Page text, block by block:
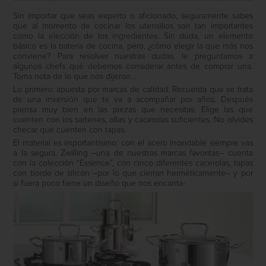
Sin importar que seas experto o aficionado, seguramente sabes
que al momento de cocinar los utensilios son tan importantes
como la elección de los ingredientes. Sin duda, un elemento
básico es la batería de cocina, pero, ¿cómo elegir la que más nos
conviene? Para resolver nuestras dudas, le preguntamos a
algunos chefs qué debemos considerar antes de comprar una.
Toma nota de lo que nos dijeron…
Lo primero: apuesta por marcas de calidad. Recuerda que se trata
de una inversión que te va a acompañar por años. Después
piensa muy bien en las piezas que necesitas. Elige las que
cuenten con los sartenes, ollas y cacerolas suficientes. No olvides
checar que cuenten con tapas.
El material es importantísimo: con el acero inoxidable siempre vas
a la segura. Zwilling –una de nuestras marcas favoritas– cuenta
con la colección “Essence”, con cinco diferentes cacerolas, tapas
con borde de silicón –por lo que cierran herméticamente– y por
si fuera poco tiene un diseño que nos encanta-